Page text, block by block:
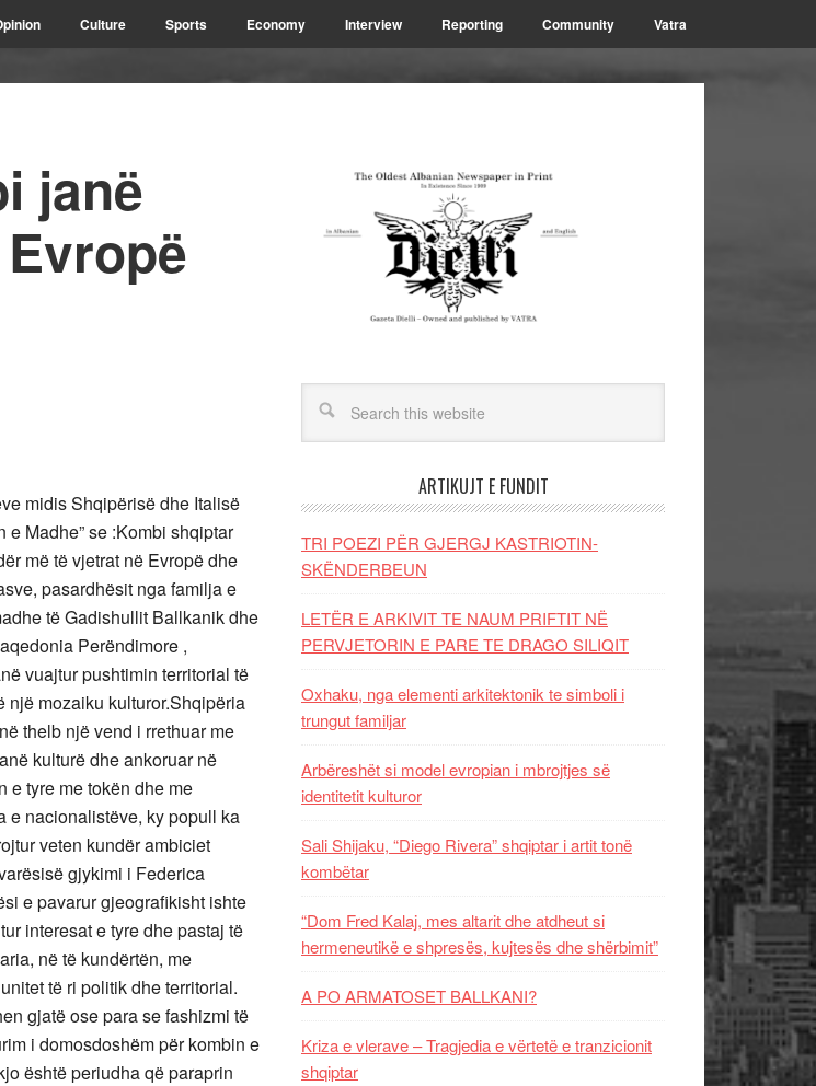
Culture Sports Economy Interview Reporting Community Vatra
janë
midis Shqipërisë dhe Italisë
e Madhe” se :Kombi shqiptar
më të vjetrat në Evropë dhe
pasardhësit nga familja e
të Gadishullit Ballkanik dhe
Perëndimore ,
vuajtur pushtimin territorial të
një mozaiku kulturor.Shqipëria
thelb një vend i rrethuar me
kulturë dhe ankoruar në
e tyre me tokën dhe me
e nacionalistëve, ky popull ka
veten kundër ambiciet
gjykimi i Federica
e pavarur gjeografikisht ishte
interesat e tyre dhe pastaj të
në të kundërtën, me
të ri politik dhe territorial.
gjatë ose para se fashizmi të
i domosdoshëm për kombin e
është periudha që paraprin
ARTIKUJT E FUNDIT
TRI POEZI PËR GJERGJ KASTRIOTIN-
SKËNDERBEUN
LETËR E ARKIVIT TE NAUM PRIFTIT NË
PERVJETORIN E PARE TE DRAGO SILIQIT
Oxhaku, nga elementi arkitektonik te simboli i
trungut familjar
Arbëreshët si model evropian i mbrojtjes së
identitetit kulturor
Sali Shijaku, “Diego Rivera” shqiptar i artit tonë
kombëtar
“Dom Fred Kalaj, mes altarit dhe atdheut si
hermeneutikë e shpresës, kujtesës dhe shërbimit”
A PO ARMATOSET BALLKANI?
Kriza e vlerave – Tragjedia e vërtetë e tranzicionit
shqiptar